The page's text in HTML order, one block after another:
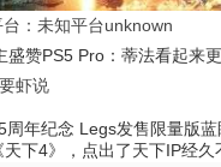
：未知平台unknown
虾说
周年纪念 Legs发售限量版
下4》，点出了天下IP经久